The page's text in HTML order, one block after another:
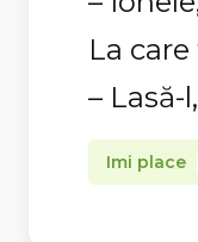
La
–
Imi place